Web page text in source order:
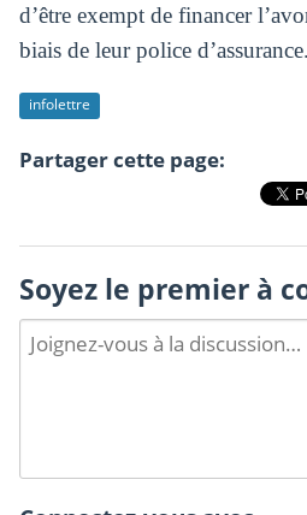
d’être exempt de financer
biais de leur police d’assurance.
infolettre
Partager cette page:
Soyez le premier à